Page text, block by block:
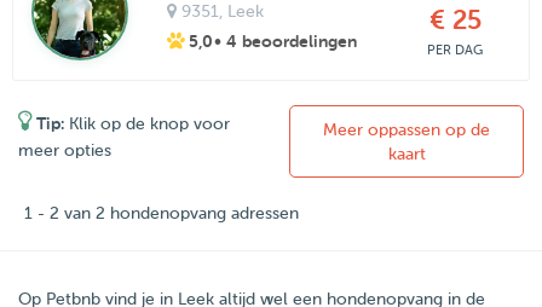
9351 , Leek
5,0• 4 beoordelingen
€ 25
PER DAG
Tip: Klik op de knop voor
meer opties
Meer oppassen op de
kaart
1 - 2 van 2 hondenopvang adressen
Op Petbnb vind je in Leek altijd wel een hondenopvang in de